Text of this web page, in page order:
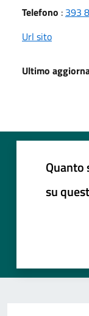
Telefono : 393
Url sito
Ultimo
Quanto
su